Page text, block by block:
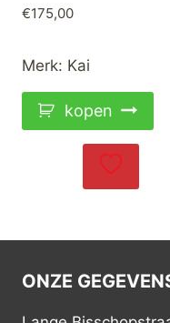
€175,00
Merk: Kai
kopen
ONZE